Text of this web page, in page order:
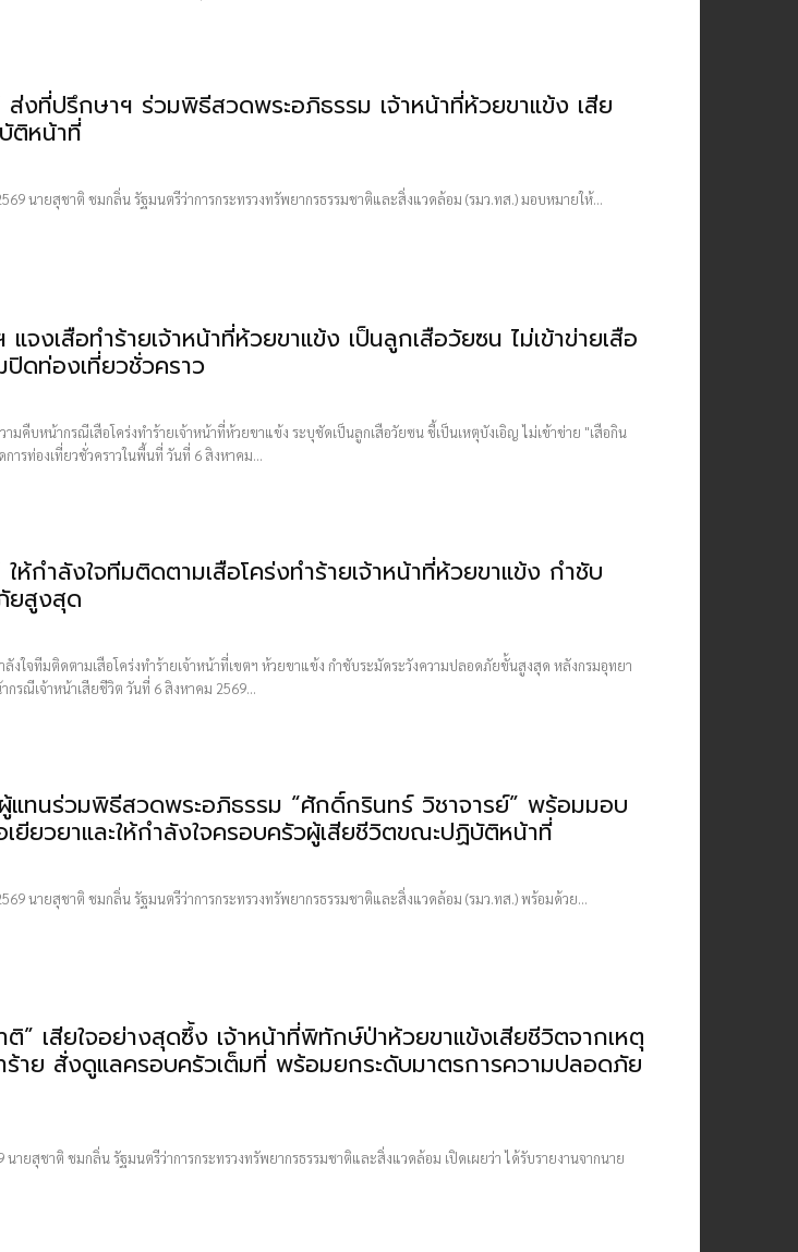
ส่งที่ปรึกษาฯ ร่วมพิธีสวดพระอภิธรรม เจ้าหน้าที่ห้วยขาแข้ง เสีย
ติหน้าที่
นายสุชาติ ชมกลิ่น รัฐมนตรีว่าการกระทรวงทรัพยากรธรรมชาติและสิ่งแวดล้อม (รมว.ทส.) มอบหมายให้...
จงเสือทำร้ายเจ้าหน้าที่ห้วยขาแข้ง เป็นลูกเสือวัยซน ไม่เข้าข่ายเสือ
ดท่องเที่ยวชั่วคราว
มคืบหน้ากรณีเสือโคร่งทำร้ายเจ้าหน้าที่ห้วยขาแข้ง ระบุชัดเป็นลูกเสือวัยซน ชี้เป็นเหตุบังเอิญ ไม่เข้าข่าย​ "เสือกิน
คน" พร้อมประกาศปิดการท่องเที่ยวชั่วคราวในพื้นที่ วันที่ 6 สิงหาคม...
ให้กำลังใจทีมติดตามเสือโคร่งทำร้ายเจ้าหน้าที่ห้วยขาแข้ง กำชับ
ยสูงสุด
ลังใจทีมติดตามเสือโคร่งทำร้ายเจ้าหน้าที่เขตฯ ห้วยขาแข้ง กำชับระมัดระวังความปลอดภัยขั้นสูงสุด หลังกรมอุทยา
นฯ แถลงความคืบหน้ากรณีเจ้าหน้าเสียชีวิต วันที่ 6 สิงหาคม 2569...
แทนร่วมพิธีสวดพระอภิธรรม “ศักดิ์กรินทร์ วิชาจารย์” พร้อมมอบ
เยียวยาและให้กำลังใจครอบครัวผู้เสียชีวิตขณะปฏิบัติหน้าที่
นายสุชาติ ชมกลิ่น รัฐมนตรีว่าการกระทรวงทรัพยากรธรรมชาติและสิ่งแวดล้อม (รมว.ทส.) พร้อมด้วย...
ติ” เสียใจอย่างสุดซึ้ง เจ้าหน้าที่พิทักษ์ป่าห้วยขาแข้งเสียชีวิตจากเหตุ
าย สั่งดูแลครอบครัวเต็มที่ พร้อมยกระดับมาตรการความปลอดภัย
นายสุชาติ ชมกลิ่น รัฐมนตรีว่าการกระทรวงทรัพยากรธรรมชาติและสิ่งแวดล้อม เปิดเผยว่า ได้รับรายงานจากนาย